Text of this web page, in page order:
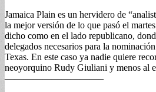
Jamaica Plain es un hervidero de
la mejor versión de lo que pasó el
dicho como en el lado republicano,
delegados necesarios para la
Texas. En este caso ya nadie quiere
neoyorquino Rudy Giuliani y menos al
——————————–